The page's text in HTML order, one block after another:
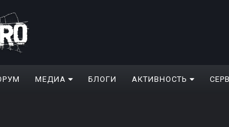
МЕДИА БЛОГИ АКТИВНОСТЬ